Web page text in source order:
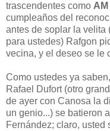
trascendentes como AM
cumpleaños del
antes de soplar la velita
para ustedes) Rafgon
vecina, y el deseo se le
Como ustedes ya
Rafael Dufort (otro
de ayer con Canosa la
un genio...) se batieron
Fernández; claro, usted